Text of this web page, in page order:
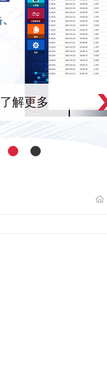
了解更多